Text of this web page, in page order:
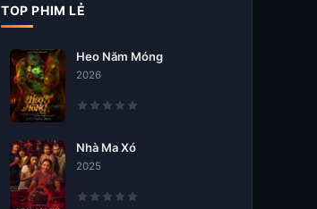
TOP PHIM LẺ
Heo Năm Móng
2026
Nhà Ma Xó
2025